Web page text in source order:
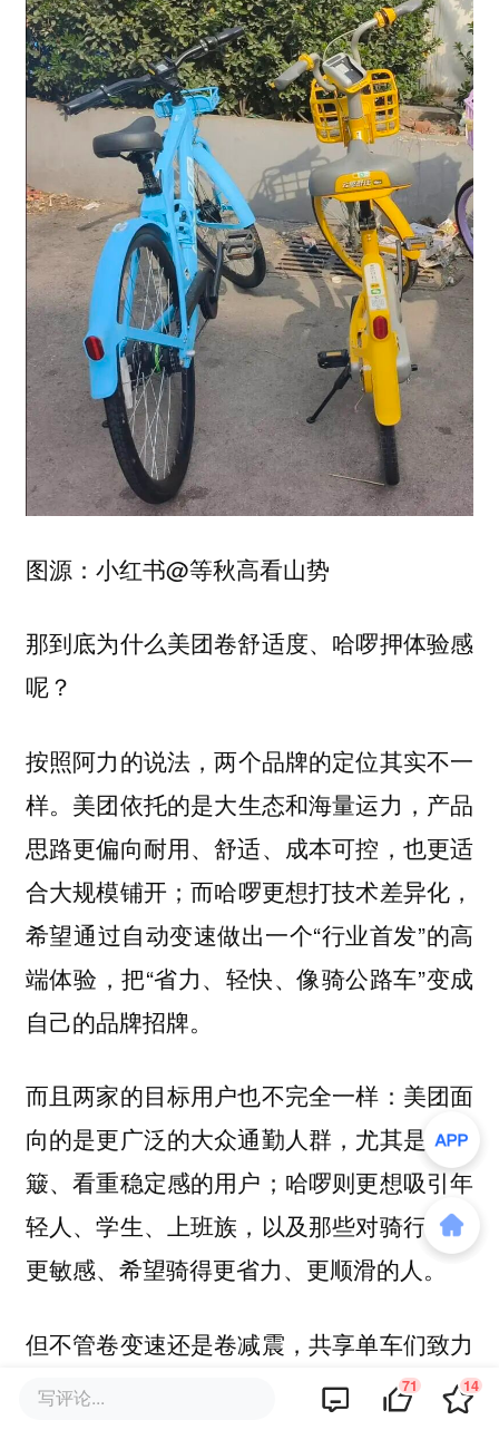
图源：小红书@等秋高看山势
那到底为什么美团卷舒适度、哈啰押体验感
呢？
按照阿力的说法，两个品牌的定位其实不一
样。美团依托的是大生态和海量运力，产品
思路更偏向耐用、舒适、成本可控，也更适
合大规模铺开；而哈啰更想打技术差异化，
希望通过自动变速做出一个“行业首发”的高
端体验，把“省力、轻快、像骑公路车”变成
自己的品牌招牌。
而且两家的目标用户也不完全一样 ：美团面
向的是更广泛的大众通勤人群，尤其是怕颠
簸、看重稳定感的用户；哈啰则更想吸引年
轻人、学生、上班族，以及那些对骑行体验
更敏感、希望骑得更省力、更顺滑的人。
但不管卷变速还是卷减震，共享单车们致力
于解决的都是“难骑”这一大痛点。
毕竟，骑
写评论... 71 14